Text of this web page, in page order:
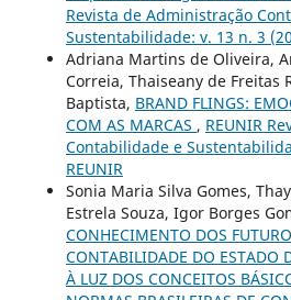
Revista de Administração
Sustentabilidade: v. 13 n. 3
Adriana Martins de Oliveira,
Correia, Thaiseany de Freitas
Baptista, BRAND FLINGS:
COM AS MARCAS , REUNIR
Contabilidade e
REUNIR
Sonia Maria Silva Gomes,
Estrela Souza, Igor Borges
CONHECIMENTO DOS
CONTABILIDADE DO ESTADO
À LUZ DOS CONCEITOS